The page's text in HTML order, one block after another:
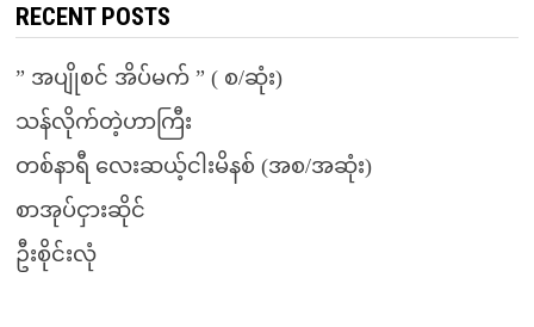
RECENT POSTS
” အပျိုစင် အိပ်မက် ” ( စ/ဆုံး)
သန်လိုက်တဲ့ဟာကြီး
တစ်နာရီ လေးဆယ့်ငါးမိနစ် (အစ/အဆုံး)
စာအုပ်ငှားဆိုင်
ဦးစိုင်းလုံ